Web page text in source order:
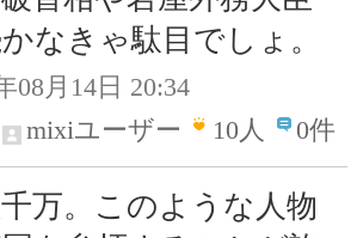
なきゃ駄目でしょ。
08月14日 20:34
mixiユーザー
10人 0件
万。このような人物